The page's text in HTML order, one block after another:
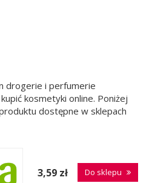
drogerie i perfumerie
kosmetyki online. Poniżej
dostępne w sklepach
3,59 zł Do sklepu